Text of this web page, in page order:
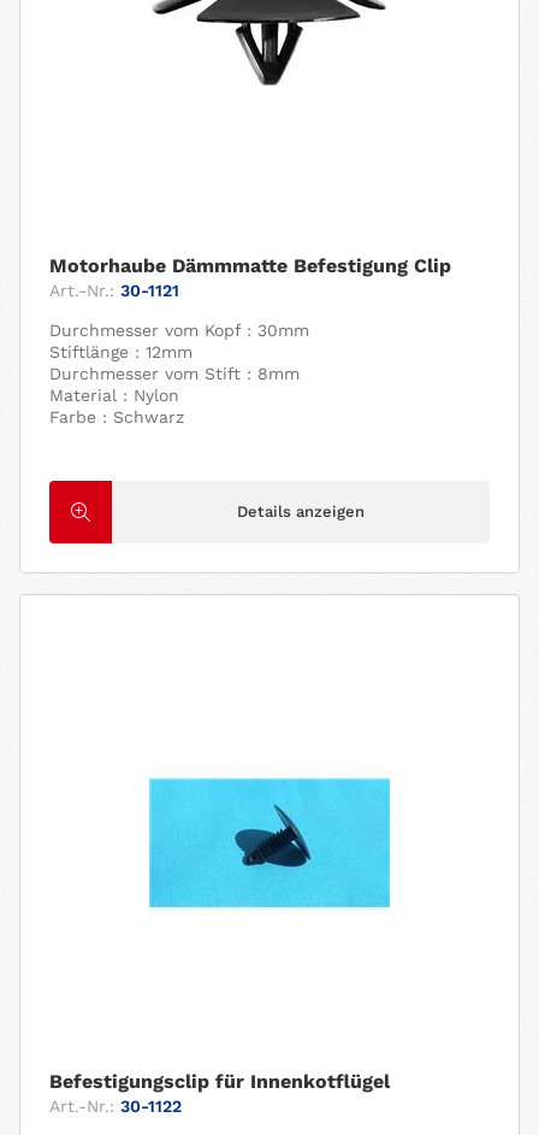
Motorhaube Dämmmatte Befestigung Clip
Art.-Nr.: 30-1121
Durchmesser vom Kopf : 30mm
Stiftlänge : 12mm
Durchmesser vom Stift : 8mm
Material : Nylon
Farbe : Schwarz
Details anzeigen
Befestigungsclip für Innenkotflügel
Art.-Nr.: 30-1122